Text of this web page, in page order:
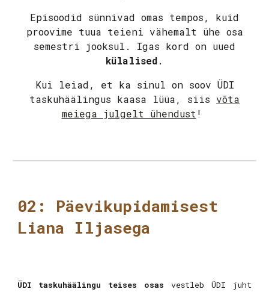
Episoodid sünnivad omas tempos, kuid
proovime tuua teieni vähemalt ühe osa
semestri jooksul. Igas kord on uued
külalised.
Kui leiad, et ka sinul on soov ÜDI
taskuhäälingus kaasa lüüa, siis võta
meiega julgelt ühendust !
02: Päevikupidamisest
Liana Iljasega
ÜDI taskuhäälingu teises osas vestleb ÜDI juht